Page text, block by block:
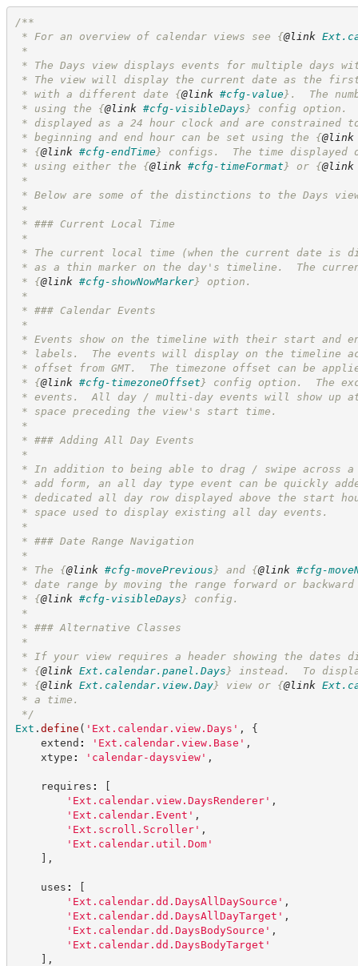
/**
* For an overview of calendar views see {@link
*
* The Days view displays events for multiple days
* The view will display the current date as the
* with a different date {@link #cfg-value} .  The
* using the {@link #cfg-visibleDays } config option.
* displayed as a 24 hour clock and are constrained
* beginning and end hour can be set using the {@link
* {@link #cfg-endTime} configs.  The time displayed
* using either the {@link #cfg-timeFormat } or {@link
*
* Below are some of the distinctions to the Days
*
* ### Current Local Time
*
* The current local time (when the current date is
* as a thin marker on the day's timeline.  The
* {@link #cfg-showNowMarker} option.
*
* ### Calendar Events
*
* Events show on the timeline with their start and
* labels.  The events will display on the timeline
* offset from GMT.  The timezone offset can be
* {@link #cfg-timezoneOffset } config option.  The
* events.  All day / multi-day events will show up
* space preceding the view's start time.
*
* ### Adding All Day Events
*
* In addition to being able to drag / swipe across
* add form, an all day type event can be quickly
* dedicated all day row displayed above the start
* space used to display existing all day events.
*
* ### Date Range Navigation
*
* The {@link #cfg-movePrevious } and {@link #cfg-
* date range by moving the range forward or
* {@link #cfg-visibleDays } config.
*
* ### Alternative Classes
*
* If your view requires a header showing the dates
* {@link Ext.calendar.panel.Days } instead.  To
* {@link Ext.calendar.view.Day} view or {@link
* a time.
*/
Ext . define ( ' Ext.calendar.view.Days ' ,
{
extend : ' Ext.calendar.view.Base ' ,
xtype : ' calendar-daysview' ,
requires :
[
' Ext.calendar.view.DaysRenderer' ,
' Ext.calendar.Event ' ,
' Ext.scroll.Scroller' ,
' Ext.calendar.util.Dom'
] ,
uses :
[
' Ext.calendar.dd.DaysAllDaySource ' ,
' Ext.calendar.dd.DaysAllDayTarget ' ,
' Ext.calendar.dd.DaysBodySource ' ,
' Ext.calendar.dd.DaysBodyTarget '
] ,